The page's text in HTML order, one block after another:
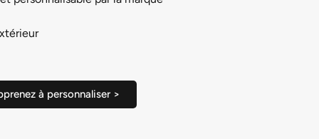
à personnaliser >